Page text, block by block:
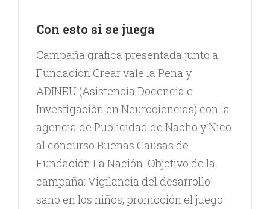
Con esto si se juega
Campaña gráfica presentada junto a
Fundación Crear vale la Pena y
ADINEU (Asistencia Docencia e
Investigación en Neurociencias) con la
agencia de Publicidad de Nacho y Nico
al concurso Buenas Causas de
Fundación La Nación. Objetivo de la
campaña: Vigilancia del desarrollo
sano en los niños, promoción el juego